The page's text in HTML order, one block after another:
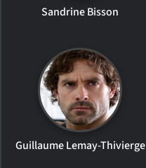
Sandrine Bisson
Guillaume Lemay-Thivierge